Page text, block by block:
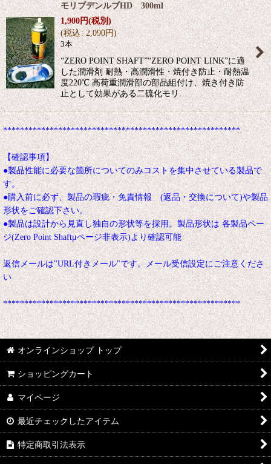
モリブデンルブHD 300ml
1,900円(税別)
(税込: 2,090円)
3本
“ZERO POINT SHAFT”“ZERO POINT LINK”に適
した潤滑剤 耐熱・高潤滑性・焼付き防止・耐熱温
度220℃ 高荷重潤滑部の部品組付け、焼き付き防
止として効果がある二硫化モリ…
********************************************************
【確認事項】
●製品性能に必要な箇所についてのみコストを集中させている製品で
す。
●購入前に必ず、製品の瑕疵・免責情報 (返品・交換について)や製品
形状をご確認下さい。
●製品は設計から見直し独自の形状等を採用。製品形状は 各製品ペー
ジ(Zero Point Shaftμページ非表示)より確認可能
返信メールは"URL付きメール"です。メール受信設定にご注意くださ
い
********************************************************
オンラインショップ トップ
ショッピングカート
マイページ
最近チェックしたアイテム
特定商取引法表示